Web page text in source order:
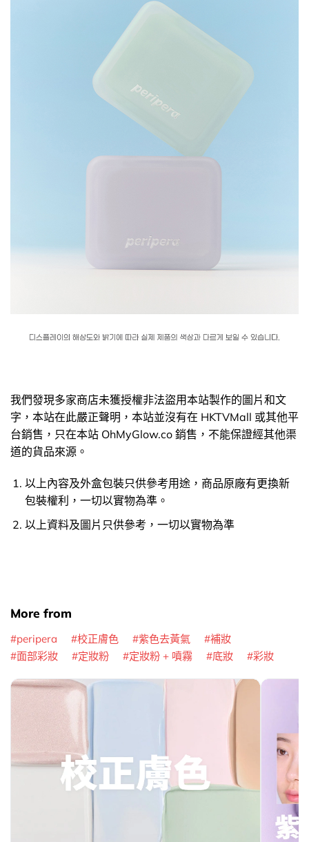
我們發現多家商店未獲授權非法盜用本站製作的圖片和文
字，本站在此嚴正聲明，本站並沒有在 HKTVMall 或其他平
台銷售，只在本站 OhMyGlow.co 銷售，不能保證經其他渠
道的貨品來源。
以上內容及外盒包裝只供參考用途，商品原廠有更換新
包裝權利，一切以實物為準。
以上資料及圖片只供參考，一切以實物為準
More from
peripera 校正膚色 紫色去黃氣
補妝
面部彩妝
定妝粉 定妝粉 + 噴霧 底妝 彩妝